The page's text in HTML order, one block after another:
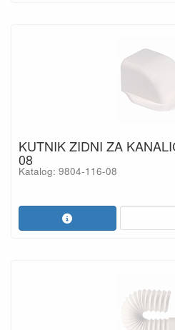
KUTNIK ZIDNI ZA
08
Katalog: 9804-116-08